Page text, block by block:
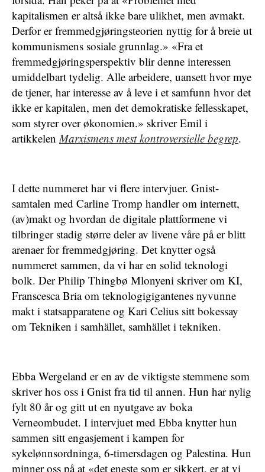
kapitalismen er altså ikke bare ulikhet, men avmakt.
Derfor er fremmedgjøringsteorien nyttig for å breie ut
kommunismens sosiale grunnlag.» «Fra et
fremmedgjøringsperspektiv blir denne interessen
umiddelbart tydelig. Alle arbeidere, uansett hvor mye
de tjener, har interesse av å leve i et samfunn hvor det
ikke er kapitalen, men det demokratiske fellesskapet,
som styrer over økonomien.» skriver Emil i
artikkelenMarxismens mest kontroversielle begrep.
I dette nummeret har vi flere intervjuer. Gnist-
samtalen med Carline Tromp handler om internett,
(av)makt og hvordan de digitale plattformene vi
tilbringer stadig større deler av livene våre på er blitt
arenaer for fremmedgjøring. Det knytter også
nummeret sammen, da vi har en solid teknologi
bolk. Der Philip Thingbø Mlonyeni skriver om KI,
Franscesca Bria om teknologigigantenes nyvunne
makt i statsapparatene og Kari Celius sitt bokessay
om Tekniken i samhället, samhället i tekniken.
Ebba Wergeland er en av de viktigste stemmene som
skriver hos oss i Gnist fra tid til annen. Hun har nylig
fylt 80 år og gitt ut en nyutgave av boka
Verneombudet. I intervjuet med Ebba knytter hun
sammen sitt engasjement i kampen for
sykelønnsordninga, 6-timersdagen og Palestina. Hun
minner oss på at «det eneste som er sikkert, er at vi